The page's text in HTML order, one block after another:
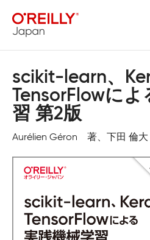
scikit-learn、
TensorFlowによ
習 第2版
Aurélien Géron 著、下田 倫